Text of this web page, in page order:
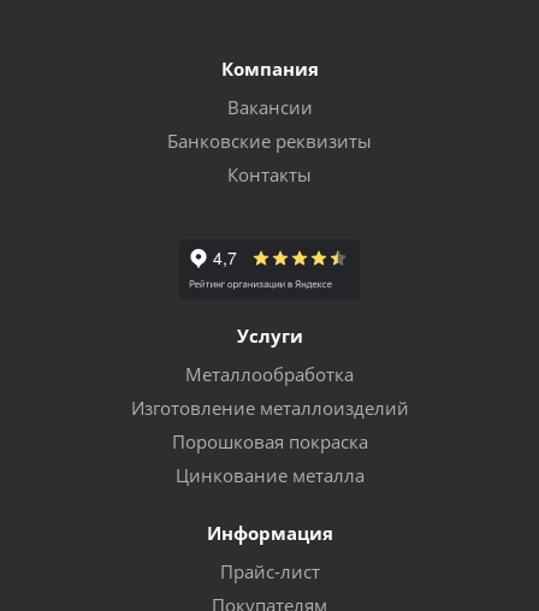
Компания
Вакансии
Банковские реквизиты
Контакты
Услуги
Металлообработка
Изготовление металлоизделий
Порошковая покраска
Цинкование металла
Информация
Прайс-лист
Покупателям